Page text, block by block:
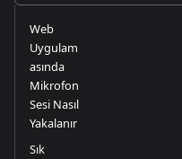
Web
Uygulam
asında
Mikrofon
Sesi Nasıl
Yakalanır
Sık